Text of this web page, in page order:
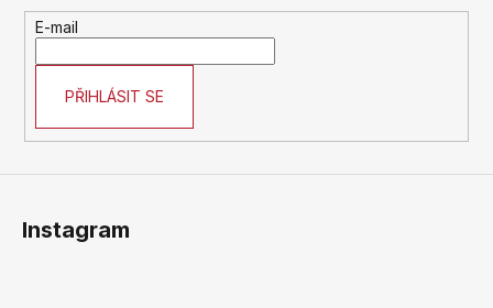
E-mail
PŘIHLÁSIT SE
Instagram